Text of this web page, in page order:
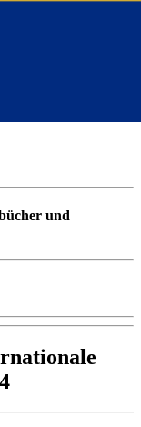
und